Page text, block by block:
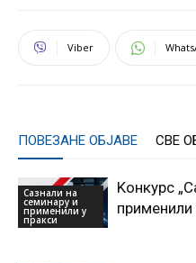
Viber
ПОВЕЗАНЕ ОБЈАВЕ СВЕ
Сазнали на
семинару и
применили у
пракси
Kонкурс
применили